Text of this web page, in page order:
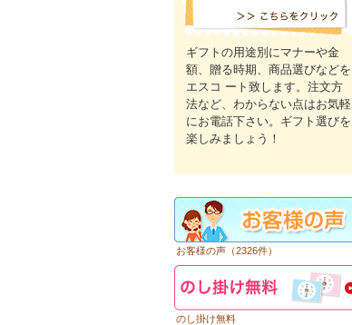
ギフトの用途別にマナーや金
額、贈る時期、商品選びなどを
エスコ ート致します。注文方
法など、わからない点はお気軽
にお電話下さい。ギフト選びを
楽しみましょう！
お客様の声（2326件）
のし掛け無料